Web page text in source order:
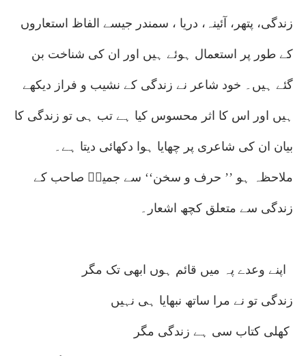
زندگی، پتھر، آئینہ، دریا ، سمندر جیسے الفاظ استعاروں
کے طور پر استعمال ہوئے ہیں اور ان کی شناخت بن
گئے ہیں۔ خود شاعر نے زندگی کے نشیب و فراز دیکھے
ہیں اور اس کا اثر محسوس کیا ہے تب ہی تو زندگی کا
بیان ان کی شاعری پر چھایا ہوا دکھائی دیتا ہے۔
ملاحظہ ہو ’’ حرف و سخن‘‘ سے جمیلؔ صاحب کے
زندگی سے متعلق کچھ اشعار۔
اپنے وعدے پہ میں قائم ہوں ابھی تک مگر
زندگی تو نے مرا ساتھ نبھایا ہی نہیں
کھلی کتاب سی ہے زندگی مگر